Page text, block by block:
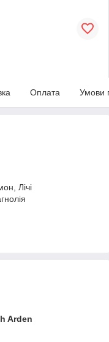
Оплата Умови
Лічі
Arden